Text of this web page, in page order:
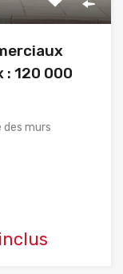
: 120 000
des murs